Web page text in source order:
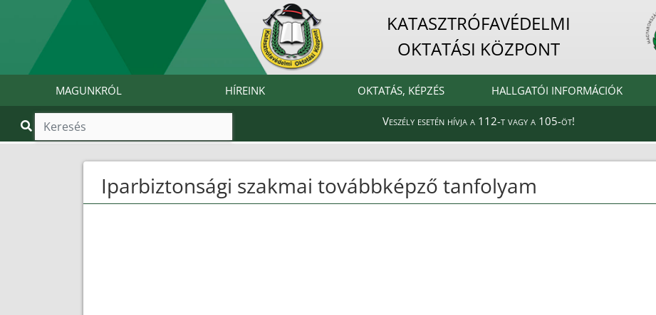
KATASZTRÓFAVÉDELMI
OKTATÁSI KÖZPONT
MAGUNKRÓL HÍREINK OKTATÁS, KÉPZÉS HALLGATÓI INFORMÁCIÓK
Veszély esetén hívja a 112-t vagy a 105-öt!
Iparbiztonsági szakmai továbbképző tanfolyam